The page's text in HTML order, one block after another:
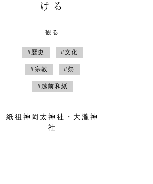
ける
観る
#歴史 #文化
#宗教 #祭
#越前和紙
紙祖神岡太神社・大瀧神
社